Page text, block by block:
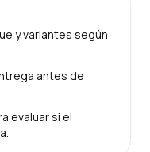
y variantes según
antes de
evaluar si el